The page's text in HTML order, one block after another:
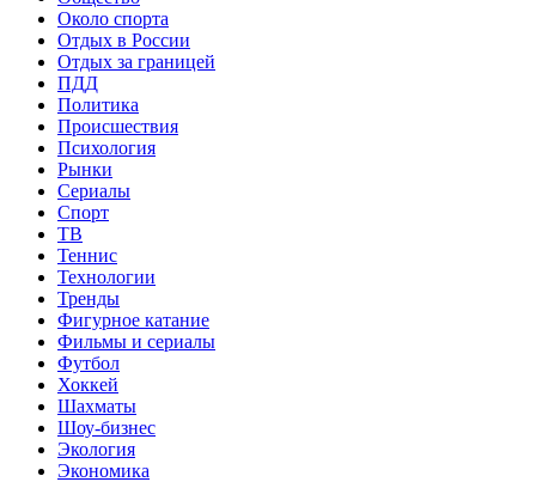
Около спорта
Отдых в России
Отдых за границей
ПДД
Политика
Происшествия
Психология
Рынки
Сериалы
Спорт
ТВ
Теннис
Технологии
Тренды
Фигурное катание
Фильмы и сериалы
Футбол
Хоккей
Шахматы
Шоу-бизнес
Экология
Экономика